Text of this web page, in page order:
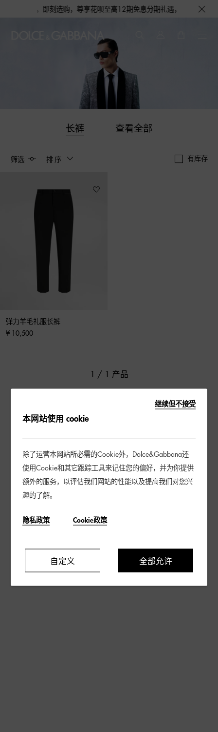
止。即刻选购，尊享花呗至高12期免息分期礼遇，下单即赠倾心
长裤 查看全部
筛选 排序 有库存
弹力羊毛礼服长裤
¥ 10,500
1 / 1 产品
继续但不接受
本网站使用 cookie
除了运营本网站所必需的Cookie外，Dolce&Gabbana还
使用Cookie和其它跟踪工具来记住您的偏好，并为你提供
额外的服务，以评估我们网站的性能以及提高我们对您兴
趣的了解。
隐私政策 Cookie政策
自定义 全部允许